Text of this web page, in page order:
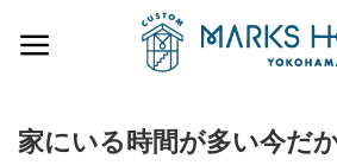
家にいる時間が多い今だ